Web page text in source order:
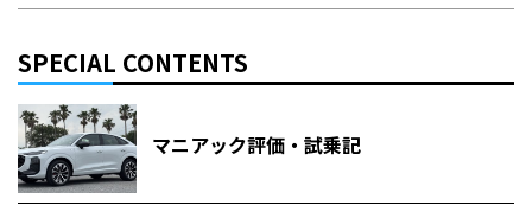
SPECIAL CONTENTS
マニアック評価・試乗記